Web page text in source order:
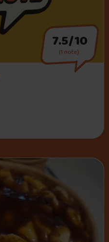
7.5/10
(1 note)